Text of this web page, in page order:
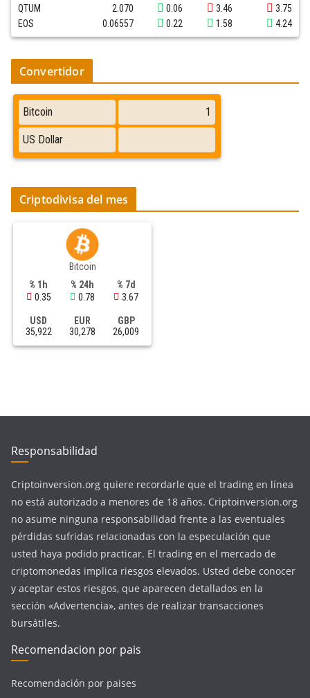
QTUM
2.070 0.06 3.46
3.75
EOS
0.06557 0.22 1.58 4.24
Convertidor
Criptodivisa del mes
Bitcoin
% 1h
0.35
% 24h
0.78
% 7d
3.67
USD
35,922
EUR
30,278
GBP
26,009
Responsabilidad
Criptoinversion.org quiere recordarle que el trading en línea
no está autorizado a menores de 18 años. Criptoinversion.org
no asume ninguna responsabilidad frente a las eventuales
pérdidas sufridas relacionadas con la especulación que
usted haya podido practicar. El trading en el mercado de
criptomonedas implica riesgos elevados. Usted debe conocer
y aceptar estos riesgos, que aparecen detallados en la
sección «Advertencia», antes de realizar transacciones
bursátiles.
Recomendacion por pais
Recomendación por paises